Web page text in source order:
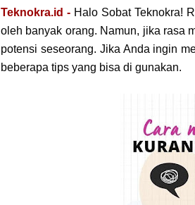
Teknokra.id -Halo Sobat Teknokra!
oleh banyak orang. Namun, jika rasa
potensi seseorang. Jika Anda ingin
beberapa tips yang bisa di gunakan.